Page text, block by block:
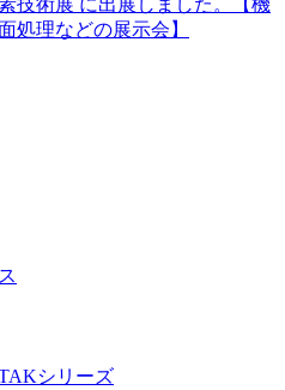
技術展 に出展しました。【機
処理などの展示会】
シリーズ